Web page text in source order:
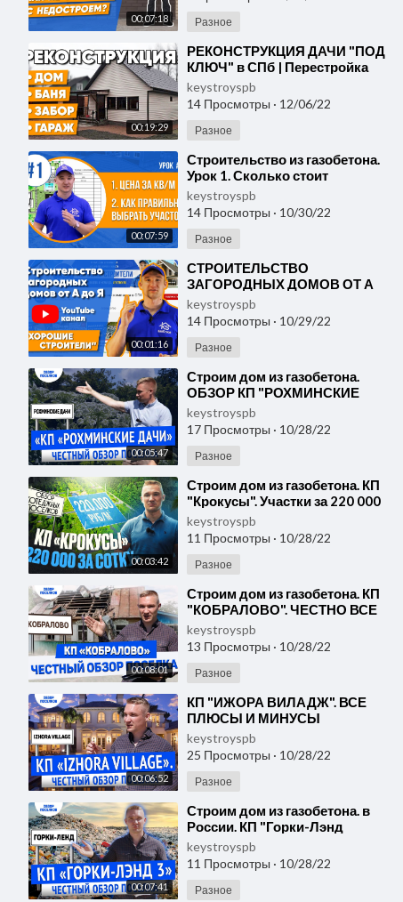
00:07:18 Разное
00:19:29
⁣РЕКОНСТРУКЦИЯ ДАЧИ "ПОД
КЛЮЧ" в СПб | Перестройка
дома и ремонт бани |
Реконструкция старо
keystroyspb
14 Просмотры · 12/06/22
Разное
00:07:59
⁣Строительство из газобетона.
Урок 1. Сколько стоит
построить дом "под ключ"?
Как выбрать у
keystroyspb
14 Просмотры · 10/30/22
Разное
00:01:16
⁣СТРОИТЕЛЬСТВО
ЗАГОРОДНЫХ ДОМОВ ОТ А
ДО Я | Канал "Хорошие
Строители". Строительная
компани
keystroyspb
14 Просмотры · 10/29/22
Разное
00:05:47
⁣Строим дом из газобетона.
ОБЗОР КП "РОХМИНСКИЕ
ДАЧИ".Участки всего по 200
тыс рублей на се
keystroyspb
17 Просмотры · 10/28/22
Разное
00:03:42
⁣Строим дом из газобетона. КП
"Крокусы". Участки за 220 000
рублей на востоке города |
Обзо
keystroyspb
11 Просмотры · 10/28/22
Разное
00:08:01
⁣Строим дом из газобетона. КП
"КОБРАЛОВО". ЧЕСТНО ВСЕ
ПЛЮСЫ И МИНУСЫ
ПОСЕЛКА. ОБЗОР КОТТЕДЖ
keystroyspb
13 Просмотры · 10/28/22
Разное
00:06:52
⁣КП "ИЖОРА ВИЛАДЖ". ВСЕ
ПЛЮСЫ И МИНУСЫ
ПОСЕЛКА. ОБЗОР
КОТТЕДЖНЫХ ПОСЕЛКОВ
ЛЕНИНГРАДСКОЙ ОБЛ
keystroyspb
25 Просмотры · 10/28/22
Разное
00:07:41
⁣Строим дом из газобетона. в
России. КП "Горки-Лэнд
3".ГОРА МУСОРА и ТРАССА.
УЧАСТКИ ПО 270
keystroyspb
11 Просмотры · 10/28/22
Разное